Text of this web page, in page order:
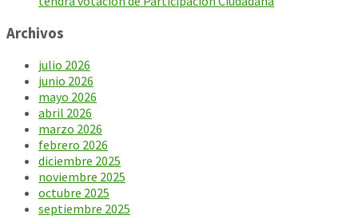
Archivos
julio 2026
junio 2026
mayo 2026
abril 2026
marzo 2026
febrero 2026
diciembre 2025
noviembre 2025
octubre 2025
septiembre 2025